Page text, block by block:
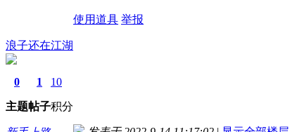
使用道具 举报
浪子还在江湖
0
主题
1
帖子
10
积分